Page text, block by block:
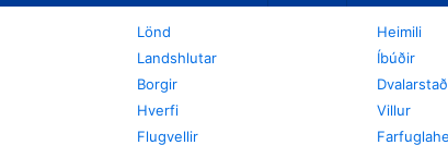
Lönd
Landshlutar
Borgir
Hverfi
Flugvellir
Heimili
Íbúðir
Villur